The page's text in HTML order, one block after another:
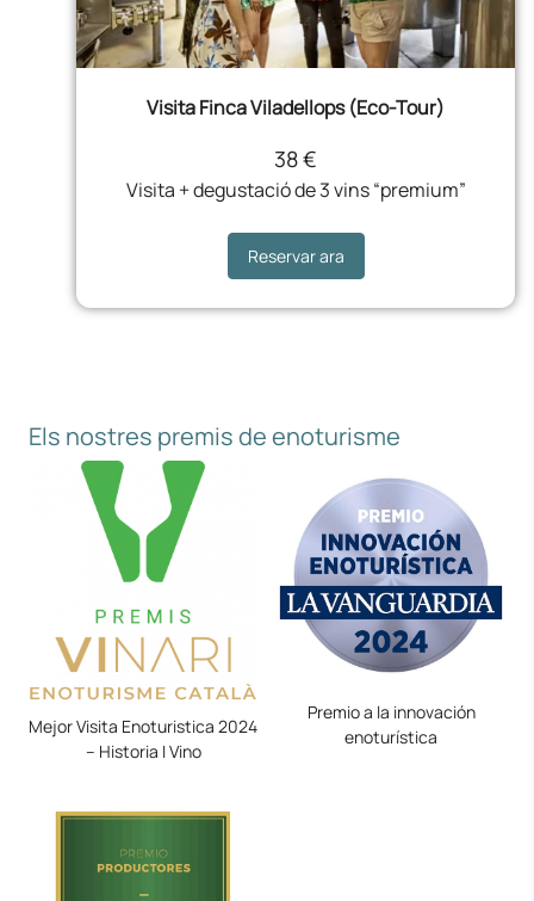
Visita Finca Viladellops (Eco-Tour)
38 €
Visita + degustació de 3 vins “premium”
Reservar ara
Els nostres premis de enoturisme
Mejor Visita Enoturistica 2024
– Historia I Vino
Premio a la innovación
enoturística